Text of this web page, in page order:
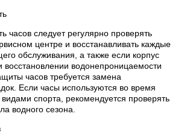
часов следует регулярно проверять
центре и восстанавливать каждые
обслуживания, а также если корпус
восстановлении водонепроницаемости
часов требуется замена
Если часы используются во время
спорта, рекомендуется проверять
водного сезона.